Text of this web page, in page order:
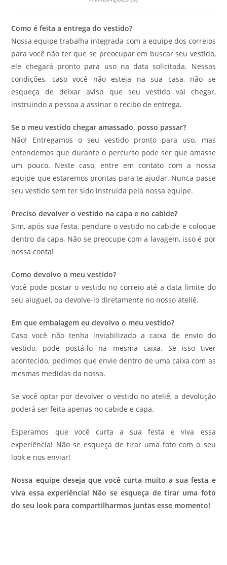
Como é feita a entrega do vestido?
Nossa equipe trabalha integrada com a equipe dos correios
para você não ter que se preocupar em buscar seu vestido,
ele chegará pronto para uso na data solicitada. Nessas
condições, caso você não esteja na sua casa, não se
esqueça de deixar aviso que seu vestido vai chegar,
instruindo a pessoa a assinar o recibo de entrega.
Se o meu vestido chegar amassado, posso passar?
Não! Entregamos o seu vestido pronto para uso, mas
entendemos que durante o percurso pode ser que amasse
um pouco. Neste caso, entre em contato com a nossa
equipe que estaremos prontas para te ajudar. Nunca passe
seu vestido sem ter sido instruída pela nossa equipe.
Preciso devolver o vestido na capa e no cabide?
Sim, após sua festa, pendure o vestido no cabide e coloque
dentro da capa. Não se preocupe com a lavagem, isso é por
nossa conta!
Como devolvo o meu vestido?
Você pode postar o vestido no correio até a data limite do
seu aluguel, ou devolve-lo diretamente no nosso ateliê.
Em que embalagem eu devolvo o meu vestido?
Caso você não tenha inviabilizado a caixa de envio do
vestido, pode postá-lo na mesma caixa. Se isso tiver
acontecido, pedimos que envie dentro de uma caixa com as
mesmas medidas da nossa.
Se você optar por devolver o vestido no ateliê, a devolução
poderá ser feita apenas no cabide e capa.
Esperamos que você curta a sua festa e viva essa
experiência! Não se esqueça de tirar uma foto com o seu
look e nos enviar!
Nossa equipe deseja que você curta muito a sua festa e
viva essa experiência! Não se esqueça de tirar uma foto
do seu look para compartilharmos juntas esse momento!